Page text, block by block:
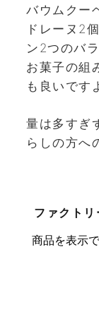
バウムクー
ドレーヌ2
ン2つのバ
お菓子の組
も良いです
量は多すぎ
らしの方へ
ファクト